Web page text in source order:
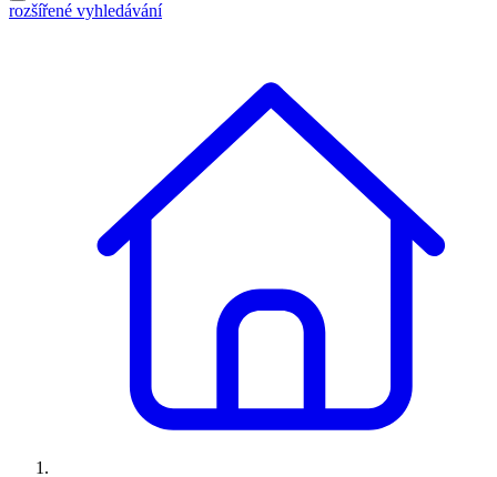
rozšířené vyhledávání